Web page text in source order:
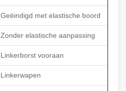
Geëindigd met elastische boord
Zonder elastische aanpassing
Linkerborst vooraan
Linkerwapen